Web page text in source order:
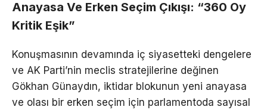
Anayasa Ve Erken Seçim Çıkışı: “360 Oy
Kritik Eşik”
Konuşmasının devamında iç siyasetteki dengelere
ve AK Parti’nin meclis stratejilerine değinen
Gökhan Günaydın, iktidar blokunun yeni anayasa
ve olası bir erken seçim için parlamentoda sayısal